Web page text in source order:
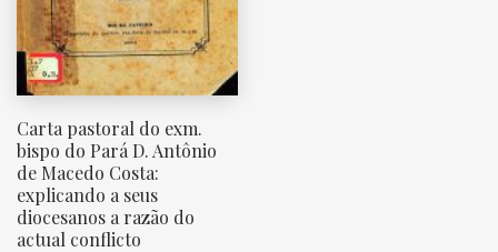
Carta pastoral do exm.
bispo do Pará D. Antônio
de Macedo Costa:
explicando a seus
diocesanos a razão do
actual conflicto